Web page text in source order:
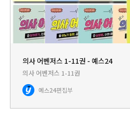
의사 어벤저스 1-11권 - 예스24
의사 어벤저스 1-11권
예스24편집부